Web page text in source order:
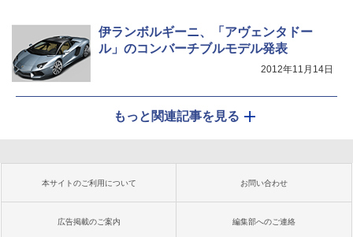
伊ランボルギーニ、「アヴェンタドー
ル」のコンバーチブルモデル発表
2012年11月14日
もっと関連記事を見る
本サイトのご利用について お問い合わせ
広告掲載のご案内 編集部へのご連絡